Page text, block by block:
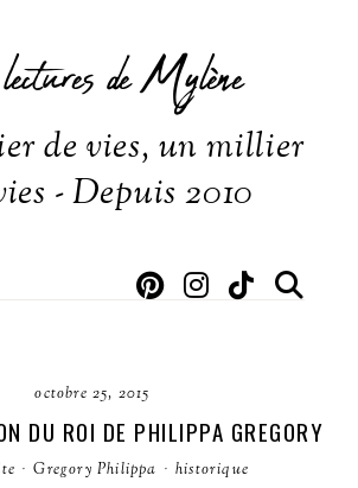
de Mylène
de vies, un millier
- Depuis 2010
octobre 25, 2015
DU ROI DE PHILIPPA GREGORY
· Gregory Philippa · historique